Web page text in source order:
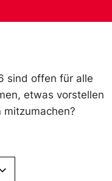
sind offen für alle
etwas vorstellen
mitzumachen?